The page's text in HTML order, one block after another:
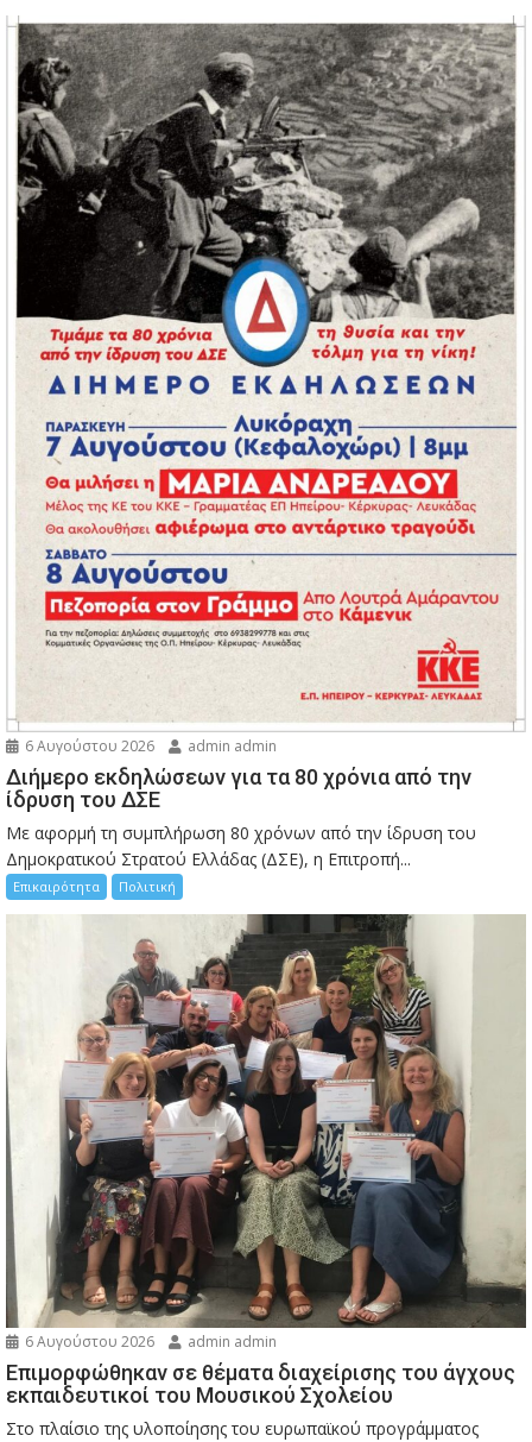
6 Αυγούστου 2026 admin admin
Διήμερο εκδηλώσεων για τα 80 χρόνια από την
ίδρυση του ΔΣΕ
Με αφορμή τη συμπλήρωση 80 χρόνων από την ίδρυση του
Δημοκρατικού Στρατού Ελλάδας (ΔΣΕ), η Επιτροπή...
Επικαιρότητα Πολιτική
6 Αυγούστου 2026 admin admin
Eπιμορφώθηκαν σε θέματα διαχείρισης του άγχους
εκπαιδευτικοί του Μουσικού Σχολείου
Στο πλαίσιο της υλοποίησης του ευρωπαϊκού προγράμματος